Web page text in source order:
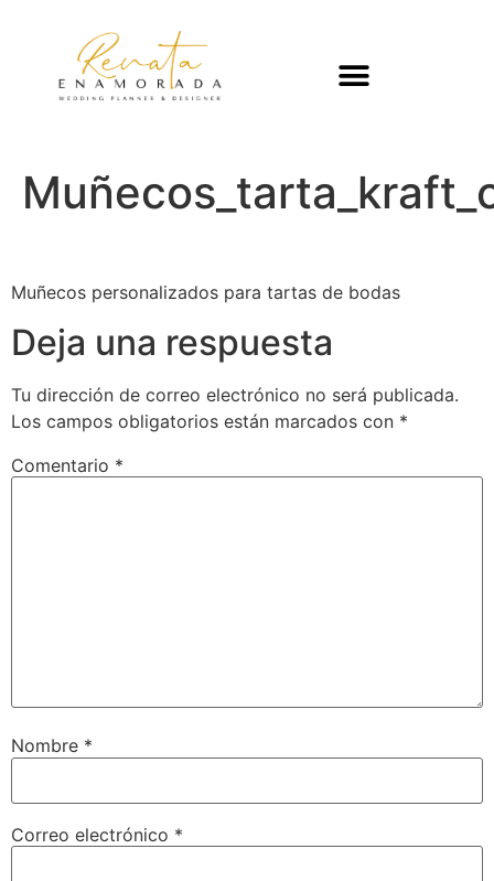
Muñecos personalizados para tartas de bodas
Deja una respuesta
Tu dirección de correo electrónico no será publicada.
Los campos obligatorios están marcados con *
Comentario *
Nombre *
Correo electrónico *